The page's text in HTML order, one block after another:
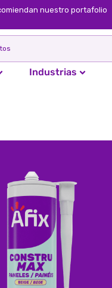
nuestro portafolio
Industrias